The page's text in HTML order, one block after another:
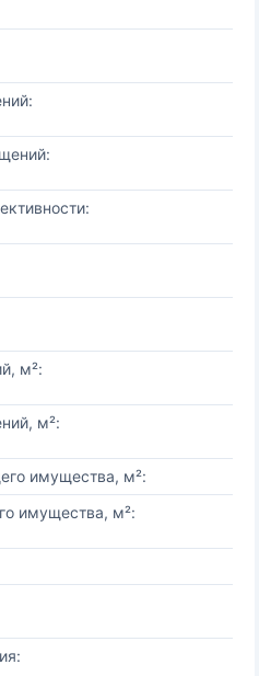
м²:
м²:
имущества, м²:
имущества, м²: